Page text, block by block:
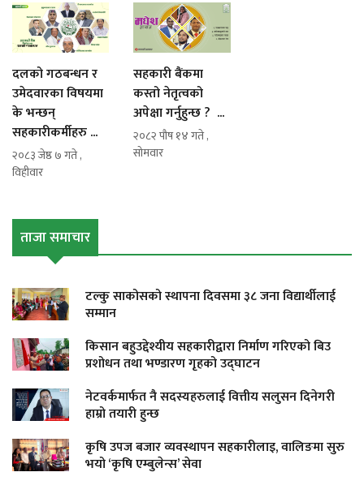
दलको गठबन्धन र
उमेदवारका विषयमा
के भन्छन्
सहकारीकर्मीहरु ...
२०८३ जेष्ठ ७ गते ,
विहीवार
सहकारी बैंकमा
कस्तो नेतृत्वको
अपेक्षा गर्नुहुन्छ ? ...
२०८२ पौष १४ गते ,
सोमवार
ताजा समाचार
टल्कु साकोसको स्थापना दिवसमा ३८ जना विद्यार्थीलाई
सम्मान
किसान बहुउद्देश्यीय सहकारीद्वारा निर्माण गरिएको बिउ
प्रशोधन तथा भण्डारण गृहको उद्घाटन
नेटवर्कमार्फत नै सदस्यहरुलाई वित्तीय सलुसन दिनेगरी
हाम्रो तयारी हुन्छ
कृषि उपज बजार व्यवस्थापन सहकारीलाइ, वालिङमा सुरु
भयो ‘कृषि एम्बुलेन्स’ सेवा